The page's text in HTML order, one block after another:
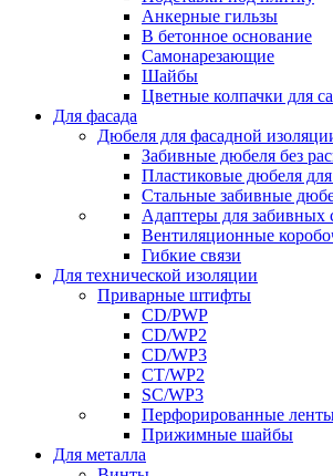
Анкерные гильзы
В бетонное основание
Самонарезающие
Шайбы
Цветные колпачки для
Для фасада
Дюбеля для фасадной
Забивные дюбеля без
Пластиковые дюбеля
Стальные забивные
Адаптеры для забивных
Вентиляционные
Гибкие связи
Для технической изоляции
Приварные штифты
CD/PWP
CD/WP2
CD/WP3
CT/WP2
SC/WP3
Перфорированные
Прижимные шайбы
Для металла